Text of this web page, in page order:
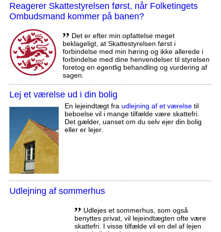
Reagerer Skattestyrelsen først, når Folketingets
Ombudsmand kommer på banen?
,, Det er efter min opfattelse meget
beklageligt, at Skattestyrelsen først i
forbindelse med min høring og ikke allerede i
forbindelse med dine henvendelser til styrelsen
foretog en egentlig behandling og vurdering af
sagen.
Lej et værelse ud i din bolig
En lejeindtægt fra udlejning af et værelsetil
beboelse vil i mange tilfælde være skattefri.
Det gælder, uanset om du selv ejer din bolig
eller er lejer.
Udlejning af sommerhus
,, Udlejes et sommerhus, som også
benyttes privat, vil lejeindtægten ofte være
skattefri. I visse tilfælde vil en del af lejen